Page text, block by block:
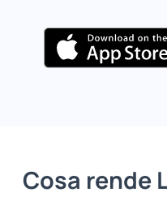
Cosa rende